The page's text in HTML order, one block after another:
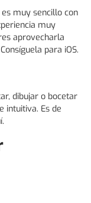
muy sencillo con
muy
aprovecharla
para iOS.
dibujar o bocetar
intuitiva. Es de